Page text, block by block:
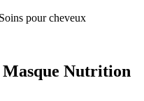
Soins pour cheveux
Nutrition